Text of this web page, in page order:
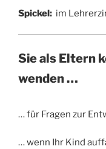
Spickel: im
Sie als Eltern
wenden …
… für Fragen zur
… wenn Ihr Kind